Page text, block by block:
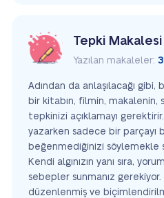
Tepki Makalesi
Yazılan makaleler:
Adından da anlaşılacağı
bir kitabın, filmin, makalenin,
tepkinizi açıklamayı
yazarken sadece bir parçayı
beğenmediğinizi söylemekle
Kendi algınızın yanı sıra,
sebepler sunmanız
düzenlenmiş ve